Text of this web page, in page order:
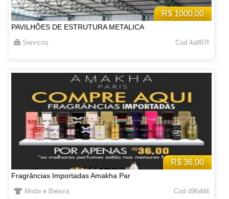
R$ 1000,00
PAVILHÕES DE ESTRUTURA METALICA
Servicos Cod 4a887f
R$ 36,00
Fragrâncias Importadas Amakha Par
Moda e Beleza Cod d96dd4